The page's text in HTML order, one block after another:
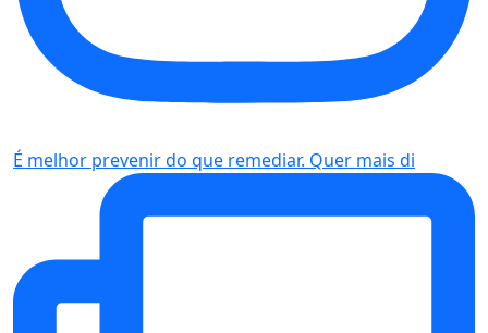
É melhor prevenir do que remediar. Quer mais di